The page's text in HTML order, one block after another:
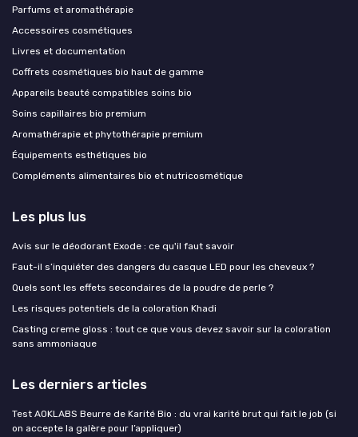
Parfums et aromathérapie
Accessoires cosmétiques
Livres et documentation
Coffrets cosmétiques bio haut de gamme
Appareils beauté compatibles soins bio
Soins capillaires bio premium
Aromathérapie et phytothérapie premium
Équipements esthétiques bio
Compléments alimentaires bio et nutricosmétique
Les plus lus
Avis sur le déodorant Exode : ce qu'il faut savoir
Faut-il s’inquiéter des dangers du casque LED pour les cheveux ?
Quels sont les effets secondaires de la poudre de perle ?
Les risques potentiels de la coloration Khadi
Casting creme gloss : tout ce que vous devez savoir sur la coloration
sans ammoniaque
Les derniers articles
Test AOKLABS Beurre de Karité Bio : du vrai karité brut qui fait le job (si
on accepte la galère pour l’appliquer)